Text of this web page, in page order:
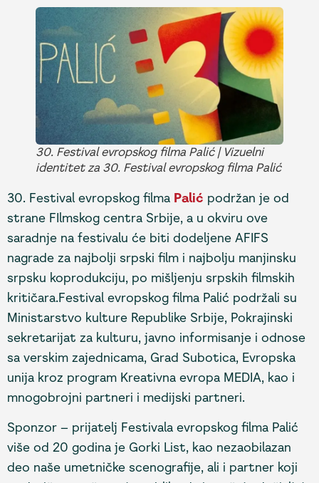
30. Festival evropskog filma Palić | Vizuelni
identitet za 30. Festival evropskog filma Palić
30. Festival evropskog filma Palić podržan je od
strane FIlmskog centra Srbije, a u okviru ove
saradnje na festivalu će biti dodeljene AFIFS
nagrade za najbolji srpski film i najbolju manjinsku
srpsku koprodukciju, po mišljenju srpskih filmskih
kritičara.Festival evropskog filma Palić podržali su
Ministarstvo kulture Republike Srbije, Pokrajinski
sekretarijat za kulturu, javno informisanje i odnose
sa verskim zajednicama, Grad Subotica, Evropska
unija kroz program Kreativna evropa MEDIA, kao i
mnogobrojni partneri i medijski partneri.
Sponzor – prijatelj Festivala evropskog filma Palić
više od 20 godina je Gorki List, kao nezaobilazan
deo naše umetničke scenografije, ali i partner koji